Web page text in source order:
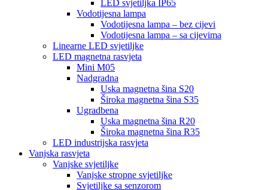
LED svjetiljka IP65
Vodotijesna lampa
Vodotijesna lampa – bez cijevi
Vodotijesna lampa – sa cijevima
Linearne LED svjetiljke
LED magnetna rasvjeta
Mini M05
Nadgradna
Uska magnetna šina S20
Široka magnetna šina S35
Ugradbena
Uska magnetna šina R20
Široka magnetna šina R35
LED industrijska rasvjeta
Vanjska rasvjeta
Vanjske svjetiljke
Vanjske stropne svjetiljke
Svjetiljke sa senzorom